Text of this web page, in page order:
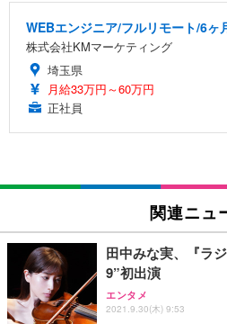
WEBエンジニア/フルリモート/6ヶ
株式会社KMマーケティング
埼玉県
月給33万円～60万円
正社員
関連ニュ
田中みな実、『ラ
9”初出演
エンタメ
2021.9.30(木) 9:53